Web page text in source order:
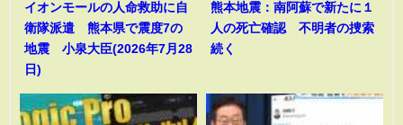
イオンモールの人命救助に自
衛隊派遣 熊本県で震度7の
地震 小泉大臣(2026年7月28
日)
熊本地震：南阿蘇で新たに１
人の死亡確認 不明者の捜索
続く